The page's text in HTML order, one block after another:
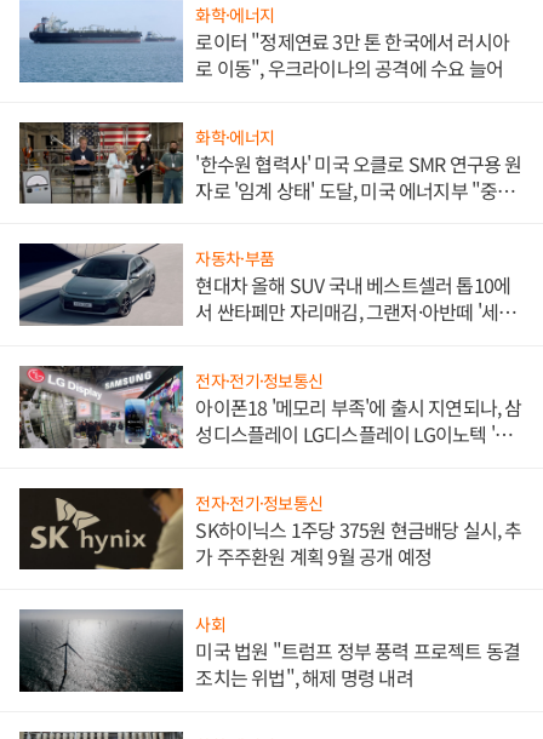
화학·에너지
로이터 "정제연료 3만 톤 한국에서 러시아
로 이동", 우크라이나의 공격에 수요 늘어
화학·에너지
'한수원 협력사' 미국 오클로 SMR 연구용 원
자로 '임계 상태' 도달, 미국 에너지부 "중요
자동차·부품
현대차 올해 SUV 국내 베스트셀러 톱10에
서 싼타페만 자리매김, 그랜저·아반떼 '세단
전자·전기·정보통신
아이폰18 '메모리 부족'에 출시 지연되나, 삼
성디스플레이 LG디스플레이 LG이노텍 '탈
전자·전기·정보통신
SK하이닉스 1주당 375원 현금배당 실시, 추
가 주주환원 계획 9월 공개 예정
사회
미국 법원 "트럼프 정부 풍력 프로젝트 동결
조치는 위법", 해제 명령 내려